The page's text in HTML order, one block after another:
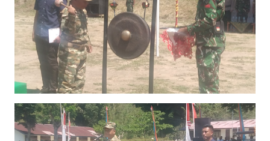
WN
PAPUA
WN
PAPUA
BARAT
WN
RIAU